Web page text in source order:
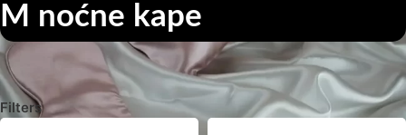
M noćne kape
Filters